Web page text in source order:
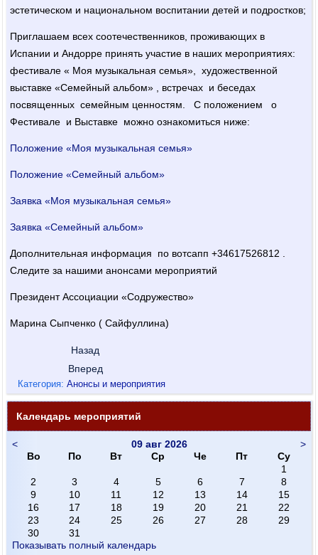
эстетическом и национальном воспитании детей и подростков;
Приглашаем всех соотечественников, проживающих в
Испании и Андорре принять участие в наших мероприятиях:
фестивале « Моя музыкальная семья», художественной
выставке «Семейный альбом» , встречах и беседах
посвященных семейным ценностям. С положением о
Фестивале и Выставке можно ознакомиться ниже:
Положение «Моя музыкальная семья»
Положение «Семейный альбом»
Заявка «Моя музыкальная семья»
Заявка «Семейный альбом»
Дополнительная информация по вотсапп +34617526812 .
Следите за нашими анонсами мероприятий
Президент Ассоциации «Содружество»
Марина Сыпченко ( Сайфуллина)
Назад
Вперед
Категория:Анонсы и мероприятия
Календарь мероприятий
< >
09 авг 2026
Во
По Вт Ср Че Пт
Су
1
2
3 4 5 6 7
8
9
10 11 12 13 14
15
16
17 18 19 20 21
22
23
24 25 26 27 28
29
30
31
Показывать полный календарь